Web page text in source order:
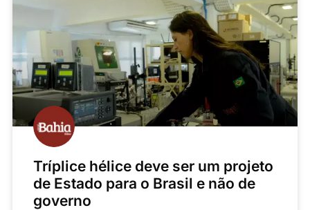
Tríplice hélice deve ser um projeto
de Estado para o Brasil e não de
governo